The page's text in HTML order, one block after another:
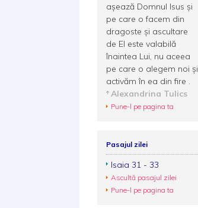
așează Domnul Isus și
pe care o facem din
dragoste și ascultare
de El este valabilă
înaintea Lui, nu aceea
pe care o alegem noi și
activăm în ea din fire .
Alexandrina Tulics
Pune-l pe pagina ta
Pasajul zilei
Isaia 31 - 33
Ascultă pasajul zilei
Pune-l pe pagina ta